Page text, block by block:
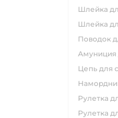
шлейка
шлейка
поводок
цепь для
рулетка
рулетка